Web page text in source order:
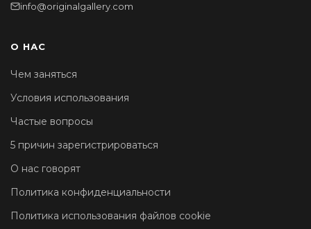
info@originalgallery.com
О НАС
Чем заняться
Условия использования
Частые вопросы
5 причин зарегистрироваться
О нас говорят
Политика конфиденциальности
Политика использования файлов cookie